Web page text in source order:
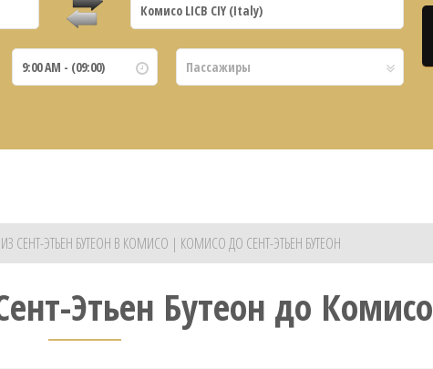
СЕНТ-ЭТЬЕН БУТЕОН В КОМИСО | КОМИСО ДО СЕНТ-ЭТЬЕН БУТЕОН
Этьен Бутеон до Комисо